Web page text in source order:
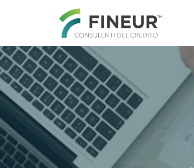
Main Navigation